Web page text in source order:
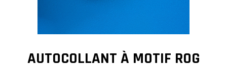
AUTOCOLLANT À MOTIF ROG